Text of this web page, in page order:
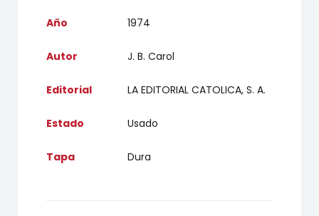
Año 1974
Autor J. B. Carol
Editorial LA EDITORIAL CATOLICA, S. A.
Estado Usado
Tapa Dura